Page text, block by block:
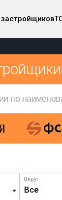
Округ
Все